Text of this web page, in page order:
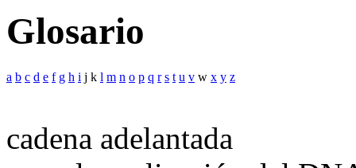
Glosario
a b c d e f g h i j k l m n o p q r s t u v w x y z
cadena adelantada